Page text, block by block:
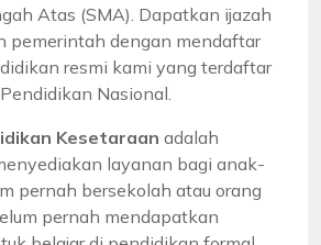
Atas (SMA). Dapatkan ijazah
pemerintah dengan mendaftar
resmi kami yang terdaftar
Nasional.
Kesetaraan adalah
layanan bagi anak-
pernah bersekolah atau orang
pernah mendapatkan